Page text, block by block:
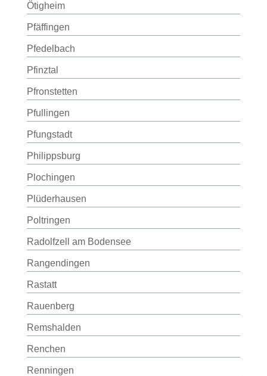
Ötigheim
Pfäffingen
Pfedelbach
Pfinztal
Pfronstetten
Pfullingen
Pfungstadt
Philippsburg
Plochingen
Plüderhausen
Poltringen
Radolfzell am Bodensee
Rangendingen
Rastatt
Rauenberg
Remshalden
Renchen
Renningen